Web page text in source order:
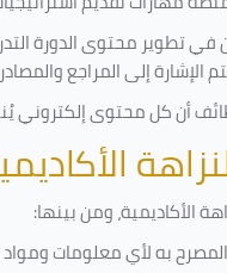
في تطوير محتوى الدورة
الإشارة إلى المراجع
أن كل محتوى إلكتروني
الأكاديمية، ومن بينها:
به لأي معلومات